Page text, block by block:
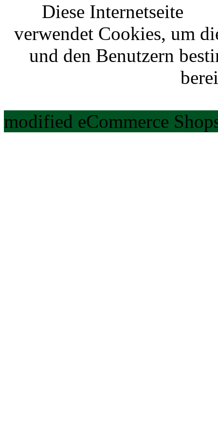
Diese Internetseite
verwendet Cookies, um
und den Benutzern
modified eCommerce